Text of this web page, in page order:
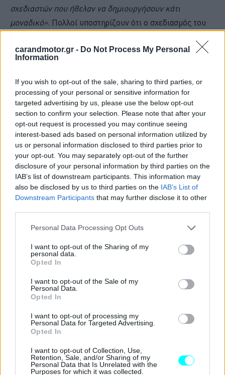
carandmotor.gr - Do Not Process My Personal
Information
If you wish to opt-out of the sale, sharing to third parties, or
processing of your personal or sensitive information for
targeted advertising by us, please use the below opt-out
section to confirm your selection. Please note that after your
opt-out request is processed you may continue seeing
interest-based ads based on personal information utilized by
us or personal information disclosed to third parties prior to
your opt-out. You may separately opt-out of the further
disclosure of your personal information by third parties on the
IAB’s list of downstream participants. This information may
also be disclosed by us to third parties on the IAB’s List of
Downstream Participants that may further disclose it to other
Please note that this website/app uses one or more Google
not limited to your visit or usage behaviour. You may click to
grant or deny consent to Google and its third-party tags to
use your data for below specified purposes in below Google
consent section.
Personal Data Processing Opt Outs
I want to opt-out of the Sharing of my
personal data.
Opted In
I want to opt-out of the Sale of my
Personal Data.
Opted In
I want to opt-out of processing my
Personal Data for Targeted Advertising.
Opted In
I want to opt-out of Collection, Use,
Retention, Sale, and/or Sharing of my
Personal Data that Is Unrelated with the
Purposes for which it was collected.
σχεδιαστών που ήθελαν να δημιουργήσουν κάτι
μοναδικό». Πολλοί υποστηρίζουν ότι ο σχεδιασμός του